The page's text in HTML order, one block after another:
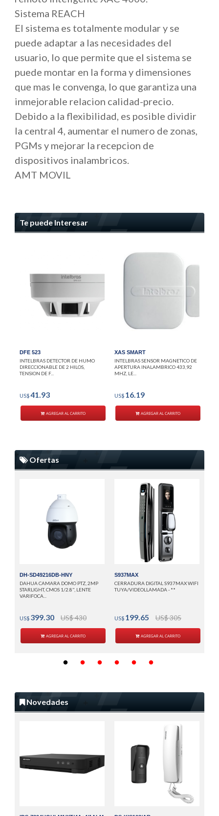
Sistema REACH
El sistema es totalmente modular y se
puede adaptar a las necesidades del
usuario, lo que permite que el sistema se
puede montar en la forma y dimensiones
que mas le convenga, lo que garantiza una
inmejorable relacion calidad-precio.
Debido a la flexibilidad, es posible dividir
la central 4, aumentar el numero de zonas,
PGMs y mejorar la recepcion de
dispositivos inalambricos.
AMT MOVIL
Te puede Interesar
DFE 523
INTELBRAS DETECTOR DE HUMO
DIRECCIONABLE DE 2 HILOS,
TENSION DE F...
US$41.93
AGREGAR AL CARRITO
XAS SMART
INTELBRAS SENSOR MAGNETICO DE
APERTURA INALAMBRICO 433,92
MHZ, LE...
US$ 16.19
AGREGAR AL CARRITO
Ofertas
DH-SD49216DB-HNY
DAHUA CAMARA DOMO PTZ, 2MP
STARLIGHT, CMOS 1/2.8", LENTE
VARIFOCA...
US$ 399.30 US$ 430
AGREGAR AL CARRITO
S937MAX
CERRADURA DIGITAL S937MAX WIFI
TUYA/VIDEOLLAMADA - **
US$ 199.65 US$ 305
AGREGAR AL CARRITO
Novedades